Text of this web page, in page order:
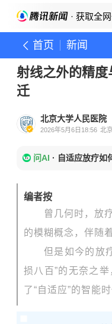
· 获取全
首页 新闻
射线之外的精
迁
北京大学人民医院
2026年5月6日18:56 北
问AI · 自适应放疗如
编者按
曾几何时，放
的模糊概念，伴随
但是如今的放
损八百”的无奈之
了“自适应”的智能时